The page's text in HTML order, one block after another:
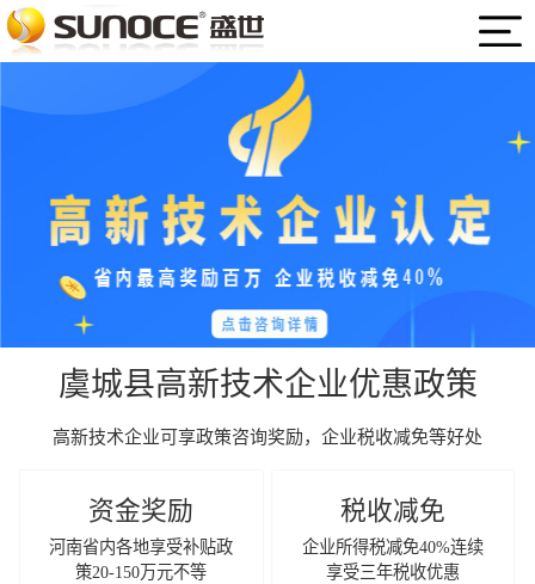
虞城县高新技术企业优惠政策
高新技术企业可享政策咨询奖励，企业税收减免等好处
资金奖励
河南省内各地享受补贴政
策20-150万元不等
税收减免
企业所得税减免40%连续
享受三年税收优惠